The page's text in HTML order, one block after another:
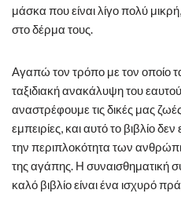
μάσκα που είναι λίγο πολύ
στο δέρμα τους.
Αγαπώ τον τρόπο με τον οποίο
ταξιδιακή ανακάλυψη του
αναστρέφουμε τις δικές μας
εμπειρίες, και αυτό το βιβλίο
την περιπλοκότητα των
της αγάπης. Η συναισθηματική
καλό βιβλίο είναι ένα ισχυρό